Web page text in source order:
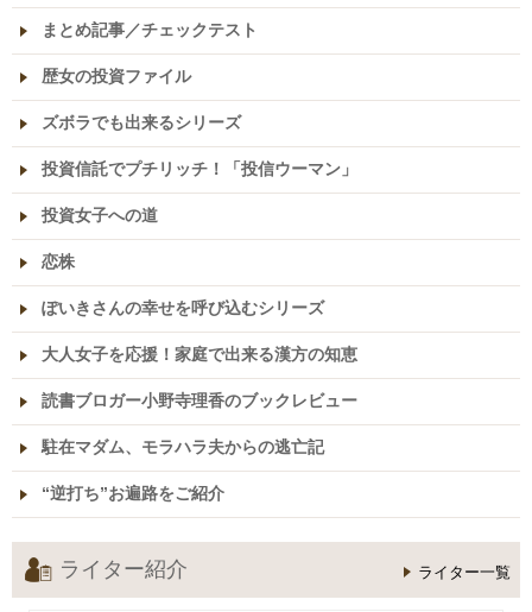
まとめ記事／チェックテスト
歴女の投資ファイル
ズボラでも出来るシリーズ
投資信託でプチリッチ！「投信ウーマン」
投資女子への道
恋株
ぽいきさんの幸せを呼び込むシリーズ
大人女子を応援！家庭で出来る漢方の知恵
読書ブロガー小野寺理香のブックレビュー
駐在マダム、モラハラ夫からの逃亡記
“逆打ち”お遍路をご紹介
ライター紹介 ライター一覧